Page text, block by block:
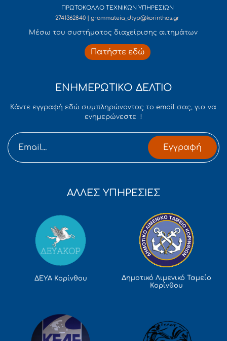
ΠΡΩΤΟΚΟΛΛΟ ΤΕΧΝΙΚΩΝ ΥΠΗΡΕΣΙΩΝ
2741362840 | grammateia_dtyp@korinthos.gr
Mέσω του συστήματος διαχείρισης αιτημάτων
Πατήστε εδώ
ΕΝΗΜΕΡΩΤΙΚΟ ΔΕΛΤΙΟ
Κάντε εγγραφή εδώ συμπληρώνοντας το email σας, για να
ενημερώνεστε !
Εγγραφή
ΑΛΛΕΣ ΥΠΗΡΕΣΙΕΣ
ΔΕΥΑ Κορίνθου
Δημοτικό Λιμενικό Ταμείο
Κορίνθου